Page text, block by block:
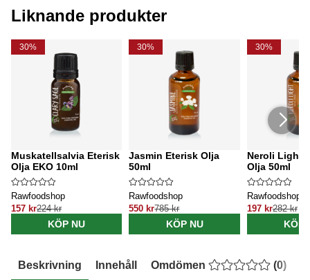
Liknande produkter
30%
Muskatellsalvia Eterisk
Olja EKO 10ml
Rawfoodshop
157 kr224 kr
KÖP NU
30%
Jasmin Eterisk Olja
50ml
Rawfoodshop
550 kr785 kr
KÖP NU
30%
Neroli Light
Olja 50ml
Rawfoodshop
197 kr282 kr
KÖP
Beskrivning Innehåll Omdömen (0)